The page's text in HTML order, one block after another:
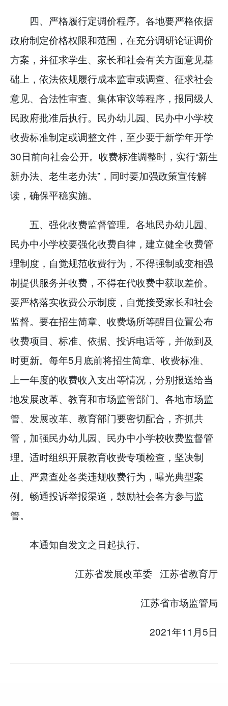
四、严格履行定调价程序。各地要严格依据
政府制定价格权限和范围，在充分调研论证调价
方案，并征求学生、家长和社会有关方面意见基
础上，依法依规履行成本监审或调查、征求社会
意见、合法性审查、集体审议等程序，报同级人
民政府批准后执行。民办幼儿园、民办中小学校
收费标准制定或调整文件，至少要于新学年开学
30日前向社会公开。收费标准调整时，实行“新生
新办法、老生老办法”，同时要加强政策宣传解
读，确保平稳实施。
五、强化收费监督管理。各地民办幼儿园、
民办中小学校要强化收费自律，建立健全收费管
理制度，自觉规范收费行为，不得强制或变相强
制提供服务并收费，不得在代收费中获取差价。
要严格落实收费公示制度，自觉接受家长和社会
监督。要在招生简章、收费场所等醒目位置公布
收费项目、标准、依据、投诉电话等，并做到及
时更新。每年5月底前将招生简章、收费标准、
上一年度的收费收入支出等情况，分别报送给当
地发展改革、教育和市场监管部门。各地市场监
管、发展改革、教育部门要密切配合，齐抓共
管，加强民办幼儿园、民办中小学校收费监督管
理。适时组织开展教育收费专项检查，坚决制
止、严肃查处各类违规收费行为，曝光典型案
例。畅通投诉举报渠道，鼓励社会各方参与监
管。
本通知自发文之日起执行。
江苏省发展改革委 江苏省教育厅
江苏省市场监管局
2021年11月5日